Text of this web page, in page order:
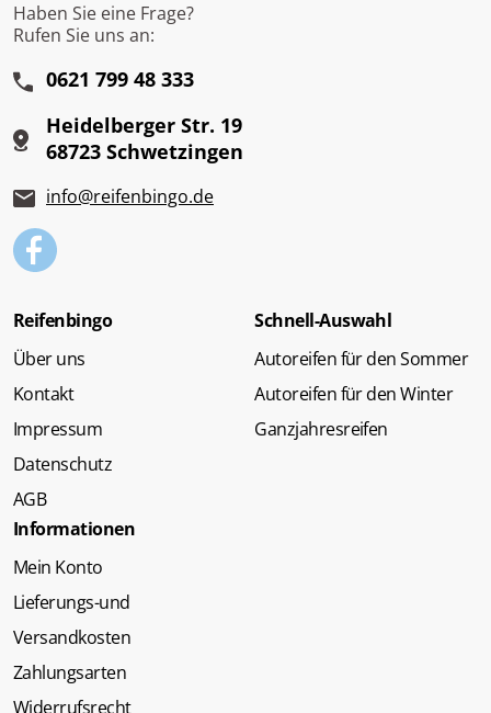
Haben Sie eine Frage?
Rufen Sie uns an:
0621 799 48 333
Heidelberger Str. 19
68723 Schwetzingen
info@reifenbingo.de
Reifenbingo
Über uns
Kontakt
Impressum
Datenschutz
AGB
Schnell-Auswahl
Autoreifen für den Sommer
Autoreifen für den Winter
Ganzjahresreifen
Informationen
Mein Konto
Lieferungs-und
Versandkosten
Zahlungsarten
Widerrufsrecht